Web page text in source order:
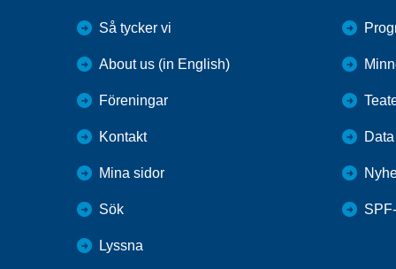
Så tycker vi
About us (in English)
Föreningar
Kontakt
Mina sidor
Sök
Lyssna
Data